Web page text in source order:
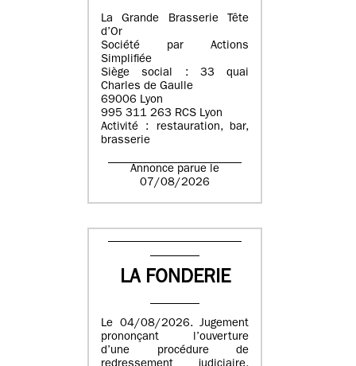
La Grande Brasserie Tête
d’Or
Société par Actions
Simplifiée
Siège social : 33 quai
Charles de Gaulle
69006 Lyon
995 311 263 RCS Lyon
Activité : restauration, bar,
brasserie
Annonce parue le
07/08/2026
LA FONDERIE
Le 04/08/2026. Jugement
prononçant l’ouverture
d’une procédure de